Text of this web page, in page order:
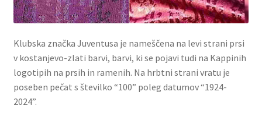
Klubska značka Juventusa je nameščena na levi strani prsi
v kostanjevo-zlati barvi, barvi, ki se pojavi tudi na Kappinih
logotipih na prsih in ramenih. Na hrbtni strani vratu je
poseben pečat s številko “100” poleg datumov “1924-
2024”.